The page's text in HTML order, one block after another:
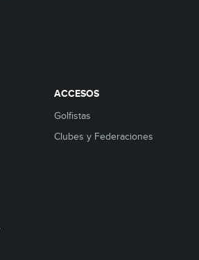
ACCESOS
Golfistas
Clubes y Federaciones